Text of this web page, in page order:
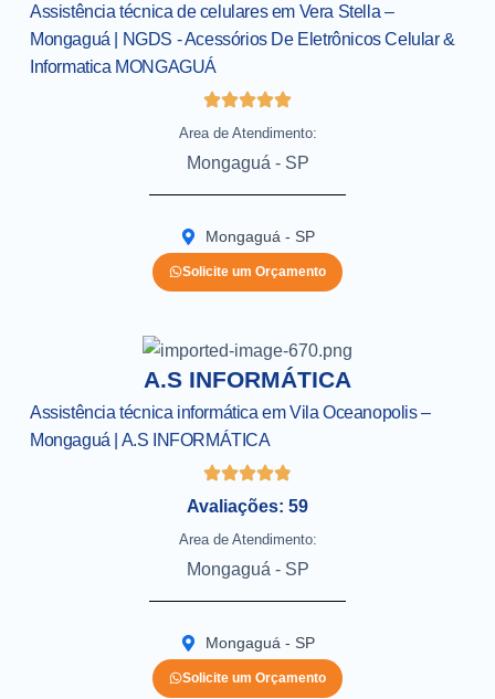
Assistência técnica de celulares em Vera Stella –
Mongaguá | NGDS - Acessórios De Eletrônicos Celular &
Informatica MONGAGUÁ
Area de Atendimento:
Mongaguá - SP
Mongaguá - SP
Solicite um Orçamento
A.S INFORMÁTICA
Assistência técnica informática em Vila Oceanopolis –
Mongaguá | A.S INFORMÁTICA
Avaliações: 59
Area de Atendimento:
Mongaguá - SP
Mongaguá - SP
Solicite um Orçamento